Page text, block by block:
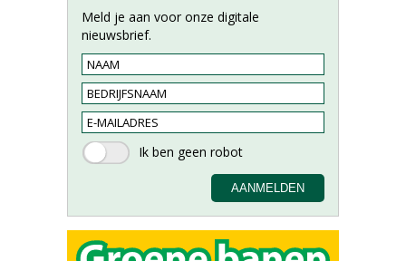
Meld je aan voor onze digitale
nieuwsbrief.